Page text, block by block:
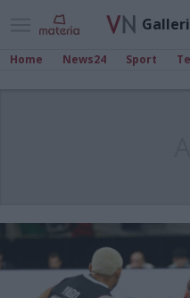
Home News24 Sport